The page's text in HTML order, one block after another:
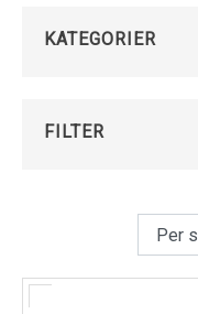
KATEGORIER
FILTER